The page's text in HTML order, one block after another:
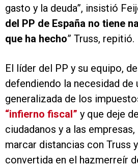
gasto y la deuda”, insistió
del PP de España no tiene
que ha hecho” Truss, repitió.
El líder del PP y su equipo,
defendiendo la necesidad de
generalizada de los
“infierno fiscal” y que deje
ciudadanos y a las
marcar distancias con Truss
convertida en el hazmerreír